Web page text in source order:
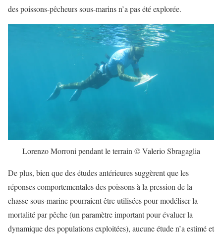
des poissons-pêcheurs sous-marins n’a pas été explorée.
Lorenzo Morroni pendant le terrain © Valerio Sbragaglia
De plus, bien que des études antérieures suggèrent que les
réponses comportementales des poissons à la pression de la
chasse sous-marine pourraient être utilisées pour modéliser la
mortalité par pêche (un paramètre important pour évaluer la
dynamique des populations exploitées), aucune étude n’a estimé et